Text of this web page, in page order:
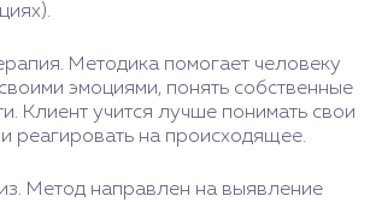
Методика помогает человеку
эмоциями, понять собственные
Клиент учится лучше понимать свои
реагировать на происходящее.
Метод направлен на выявление